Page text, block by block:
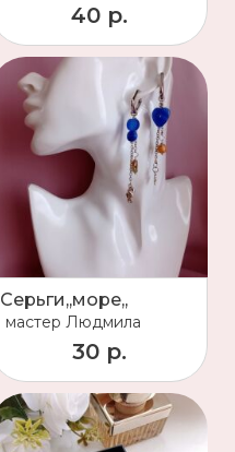
40 р.
Серьги,,море,,
мастер Людмила
30 р.